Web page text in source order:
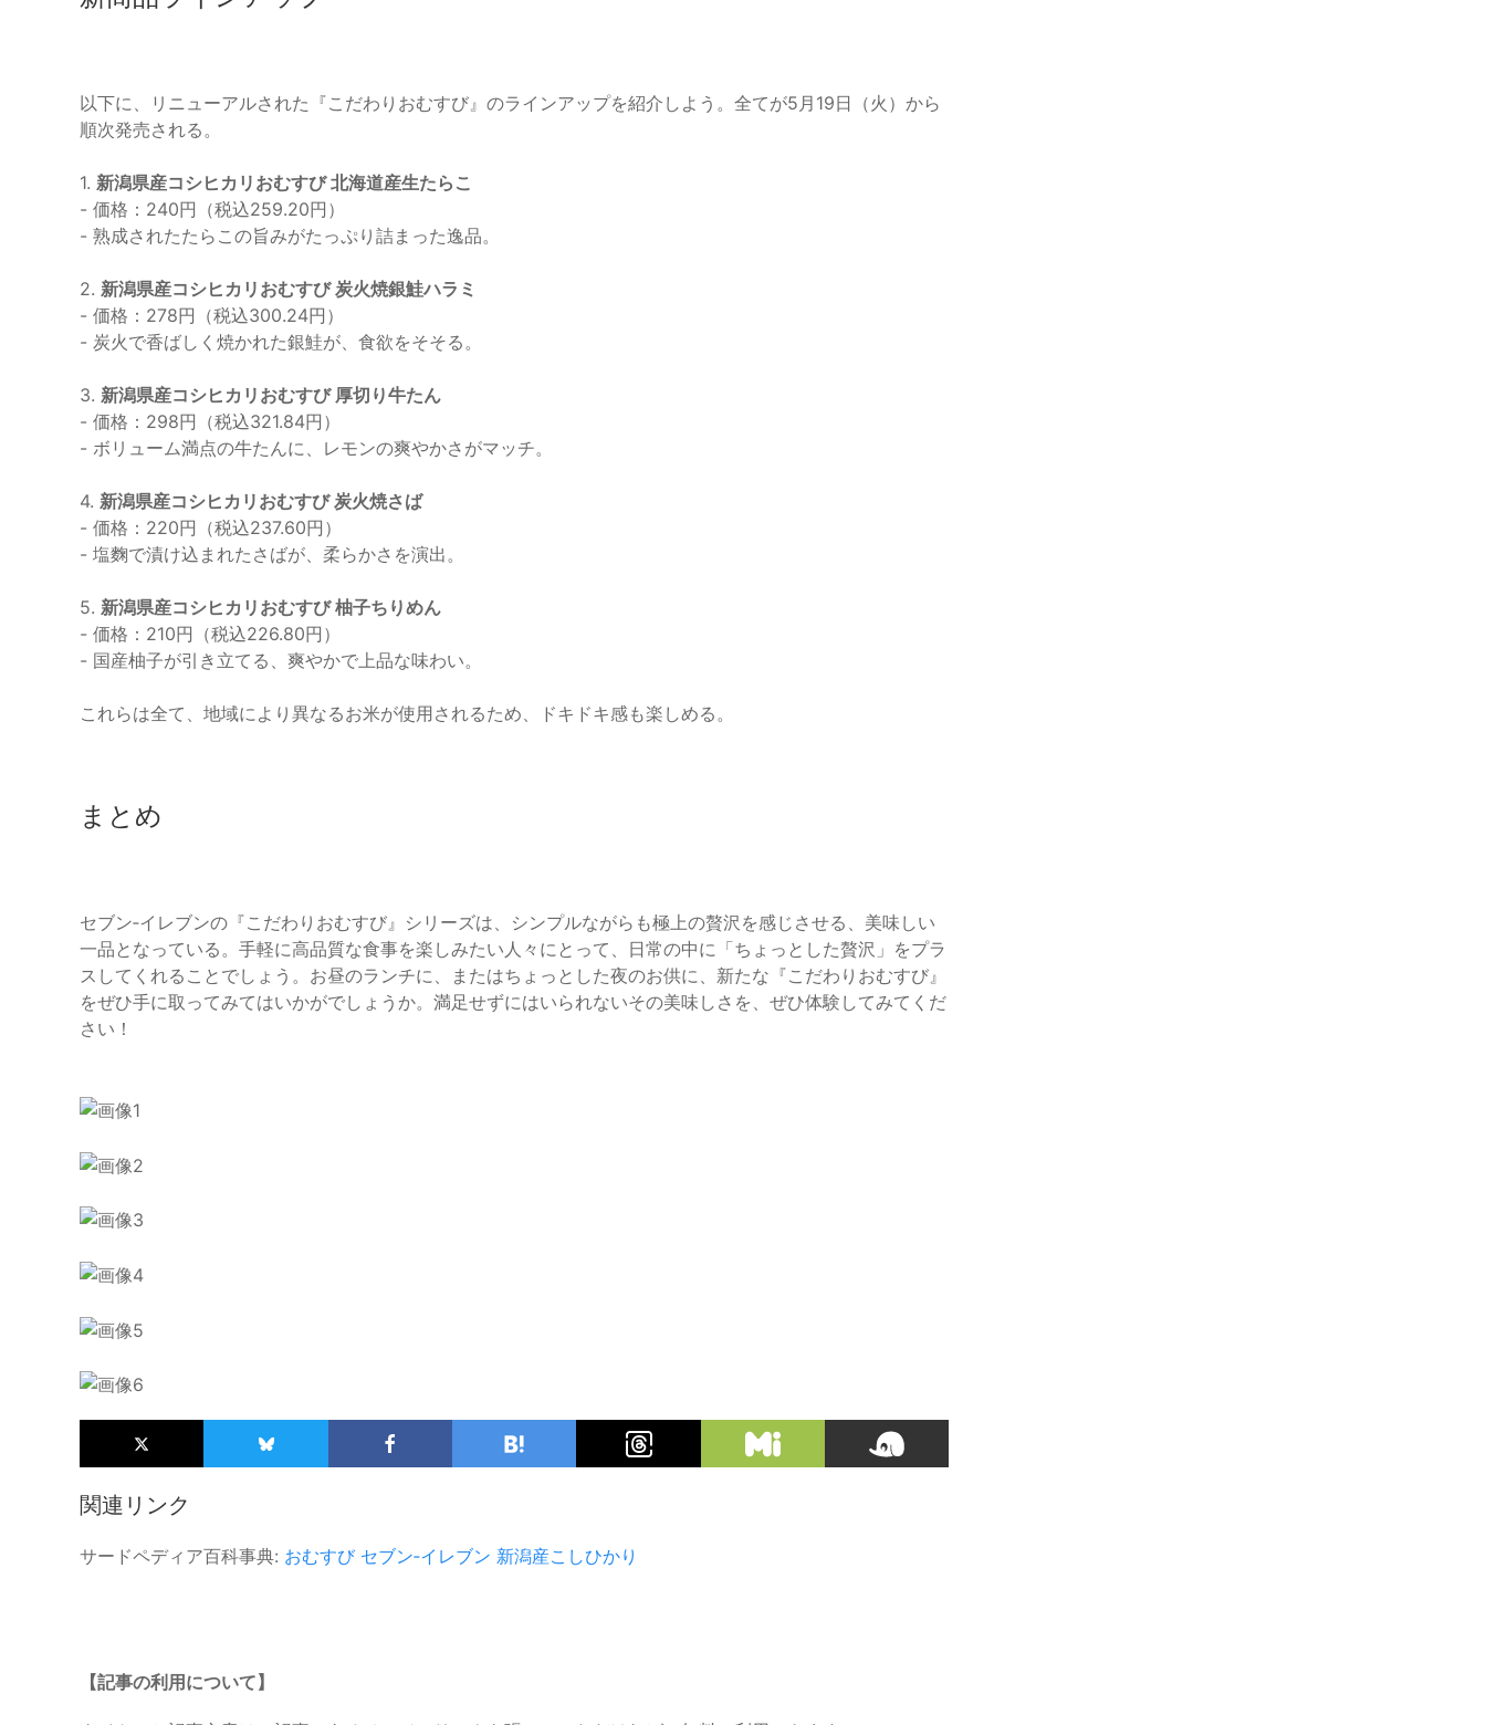
以下に、リニューアルされた『こだわりおむすび』のラインアップを紹介しよう。全てが5月19日（火）から
順次発売される。
1. 新潟県産コシヒカリおむすび 北海道産生たらこ
- 価格：240円（税込259.20円）
- 熟成されたたらこの旨みがたっぷり詰まった逸品。
2. 新潟県産コシヒカリおむすび 炭火焼銀鮭ハラミ
- 価格：278円（税込300.24円）
- 炭火で香ばしく焼かれた銀鮭が、食欲をそそる。
3. 新潟県産コシヒカリおむすび 厚切り牛たん
- 価格：298円（税込321.84円）
- ボリューム満点の牛たんに、レモンの爽やかさがマッチ。
4. 新潟県産コシヒカリおむすび 炭火焼さば
- 価格：220円（税込237.60円）
- 塩麴で漬け込まれたさばが、柔らかさを演出。
5. 新潟県産コシヒカリおむすび 柚子ちりめん
- 価格：210円（税込226.80円）
- 国産柚子が引き立てる、爽やかで上品な味わい。
これらは全て、地域により異なるお米が使用されるため、ドキドキ感も楽しめる。
まとめ
セブン‐イレブンの『こだわりおむすび』シリーズは、シンプルながらも極上の贅沢を感じさせる、美味しい
一品となっている。手軽に高品質な食事を楽しみたい人々にとって、日常の中に「ちょっとした贅沢」をプラ
スしてくれることでしょう。お昼のランチに、またはちょっとした夜のお供に、新たな『こだわりおむすび』
をぜひ手に取ってみてはいかがでしょうか。満足せずにはいられないその美味しさを、ぜひ体験してみてくだ
さい！
関連リンク
サードペディア百科事典: おむすび セブン‐イレブン 新潟産こしひかり
【記事の利用について】